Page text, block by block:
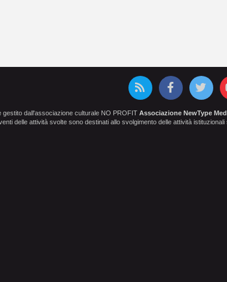
gestito dall'associazione culturale NO PROFIT Associazione NewType
delle attività svolte sono destinati allo svolgimento delle attività